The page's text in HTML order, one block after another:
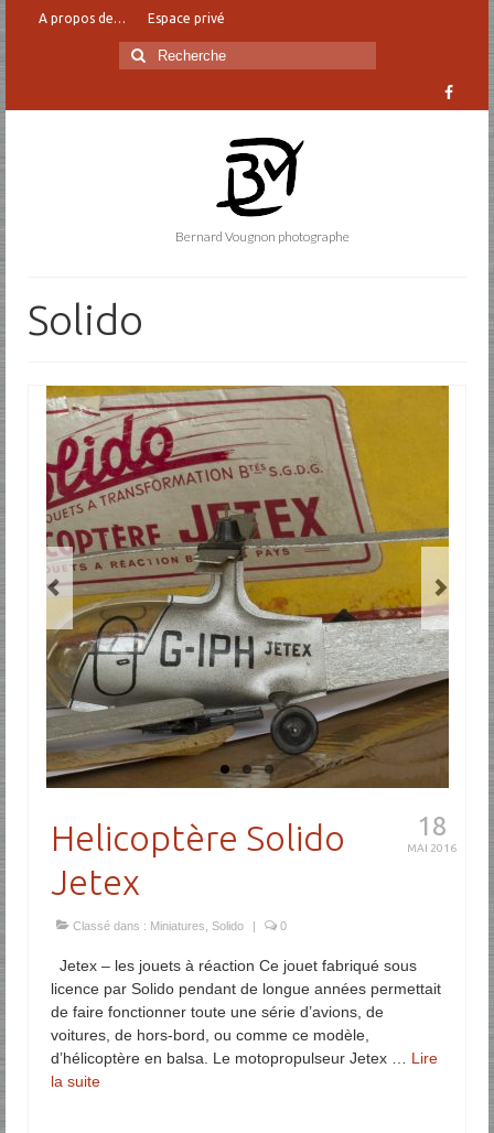
A propos de… Espace privé
Rechercher
:
Bernard Vougnon photographe
Solido
18
MAI 2016
Helicoptère Solido
Jetex
Classé dans : Miniatures Solido 0
Jetex – les jouets à réaction Ce jouet fabriqué sous
licence par Solido pendant de longue années permettait
de faire fonctionner toute une série d’avions, de
voitures, de hors-bord, ou comme ce modèle,
d’hélicoptère en balsa. Le motopropulseur Jetex … Lire
la suite­­